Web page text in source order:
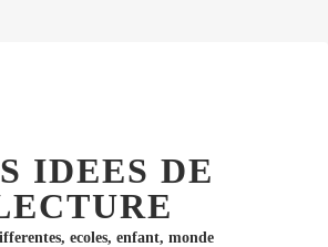
IDEES DE
, ecoles, enfant, monde